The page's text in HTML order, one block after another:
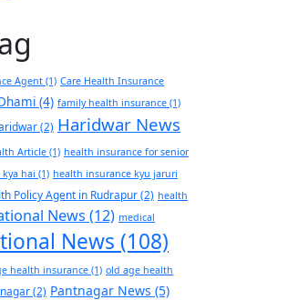
Agent (1) Care Health Insurance
(4) family health insurance (1)
(2) Haridwar News
Article (1) health insurance for senior
hai (1) health insurance kyu jaruri
Policy Agent in Rudrapur(2) health
News (12) medical
News (108)
health insurance (1) old age health
(2) Pantnagar News (5)